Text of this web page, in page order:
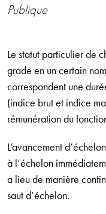
Publique
Le statut particulier de
grade en un certain
correspondent une
(indice brut et indice
rémunération du
L’avancement
à l’échelon
a lieu de manière
saut d’échelon.